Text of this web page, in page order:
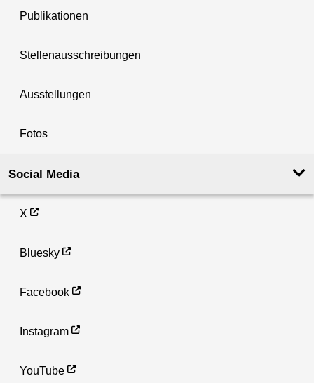
Publikationen
Stellenausschreibungen
Ausstellungen
Fotos
Social Media
X
Bluesky
Facebook
Instagram
YouTube